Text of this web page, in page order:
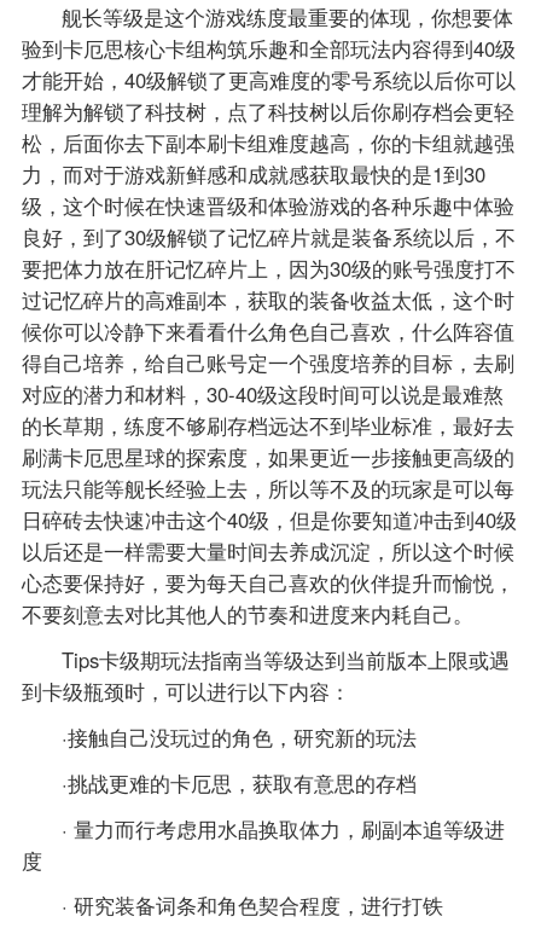
舰长等级是这个游戏练度最重要的体现，你想要体
验到卡厄思核心卡组构筑乐趣和全部玩法内容得到40级
才能开始，40级解锁了更高难度的零号系统以后你可以
理解为解锁了科技树，点了科技树以后你刷存档会更轻
松，后面你去下副本刷卡组难度越高，你的卡组就越强
力，而对于游戏新鲜感和成就感获取最快的是1到30
级，这个时候在快速晋级和体验游戏的各种乐趣中体验
良好，到了30级解锁了记忆碎片就是装备系统以后，不
要把体力放在肝记忆碎片上，因为30级的账号强度打不
过记忆碎片的高难副本，获取的装备收益太低，这个时
候你可以冷静下来看看什么角色自己喜欢，什么阵容值
得自己培养，给自己账号定一个强度培养的目标，去刷
对应的潜力和材料，30-40级这段时间可以说是最难熬
的长草期，练度不够刷存档远达不到毕业标准，最好去
刷满卡厄思星球的探索度，如果更近一步接触更高级的
玩法只能等舰长经验上去，所以等不及的玩家是可以每
日碎砖去快速冲击这个40级，但是你要知道冲击到40级
以后还是一样需要大量时间去养成沉淀，所以这个时候
心态要保持好，要为每天自己喜欢的伙伴提升而愉悦，
不要刻意去对比其他人的节奏和进度来内耗自己。
Tips卡级期玩法指南当等级达到当前版本上限或遇
到卡级瓶颈时，可以进行以下内容：
·接触自己没玩过的角色，研究新的玩法
·挑战更难的卡厄思，获取有意思的存档
· 量力而行考虑用水晶换取体力，刷副本追等级进
度
· 研究装备词条和角色契合程度，进行打铁